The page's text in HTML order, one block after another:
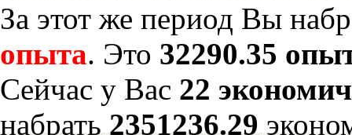
За этот же период Вы
опыта. Это 32290.35
Сейчас у Вас 22
набрать2351236.29